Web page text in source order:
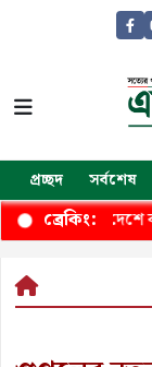
প্রচ্ছদ সর্বশেষ
ব্রেকিং:
দেশে বাবা